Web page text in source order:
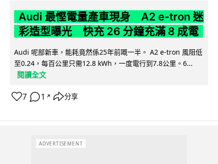
Audi 最慳電量產車現身 A2 e-tron 迷
彩造型曝光 快充 26 分鐘充滿 8 成電
Audi 呢部新車，能耗竟然係25年前嘅一半。 A2 e-tron 風阻低
至0.24，每百公里只需12.8 kWh，一度電行到7.8公里。6...
閱讀全文
7 1 ↗ 分享
ADVERTISEMENT